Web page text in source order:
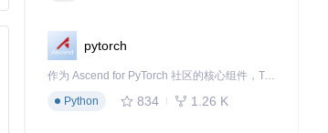
pytorch
作为 Ascend for PyTorch 社区的核心组件，TorchNPU 是昇腾专为 PyTorch 打造的深度学习适配插件，使 PyTorch 框架能够直接调用昇腾 NPU，为开发者提供昇腾 AI 处理器的超强算力。
Python
834 1.26 K